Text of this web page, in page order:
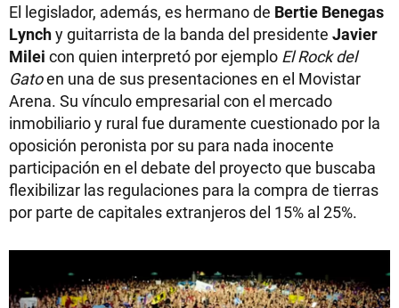
El legislador, además, es hermano de Bertie Benegas
Lynchy guitarrista de la banda del presidente Javier
Milei con quien interpretó por ejemplo El Rock del
Gatoen una de sus presentaciones en el Movistar
Arena. Su vínculo empresarial con el mercado
inmobiliario y rural fue duramente cuestionado por la
oposición peronista por su para nada inocente
participación en el debate del proyecto que buscaba
flexibilizar las regulaciones para la compra de tierras
por parte de capitales extranjeros del 15% al 25%.